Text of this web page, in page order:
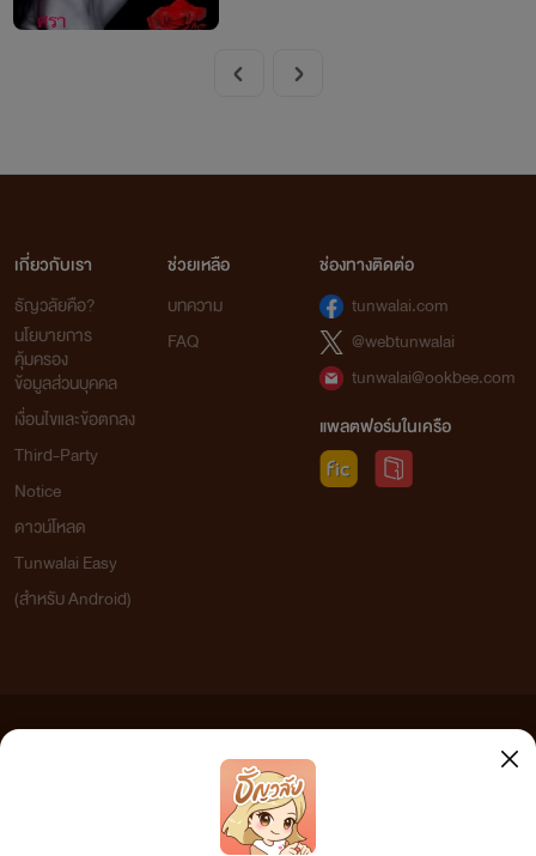
เกี่ยวกับเรา
ธัญวลัยคือ?
นโยบายการ
คุ้มครอง
ข้อมูลส่วนบุคคล
เงื่อนไขและข้อตกลง
Third-Party
Notice
ดาวน์โหลด
Tunwalai Easy
(สำหรับ Android)
ช่วยเหลือ
บทความ
FAQ
ช่องทางติดต่อ
tunwalai.com
@webtunwalai
tunwalai@ookbee.com
แพลตฟอร์มในเครือ
เว็บไซต์แห่งนี้ไม่ได้เห็นด้วยและไม่ขอรับผิดชอบต่อข้อความใดๆ ทั้งสิ้น ดังนั้นผู้อ่านทุกท่านโปรดใช้
วิจารณญาณในการกลั่นกรองด้วยตนเอง และหากท่านพบข้อความใดๆ ที่ขัดต่อกฎหมายและศีลธรรม
กรุณาแจ้งมาที่ tunwalai@ookbee.com เพื่อทีมงานจะได้ดำเนินการในทันที ทั้งนี้ ทางเว็บไซต์ขอสงวน
ลิขสิทธิ์ตามพระราชบัญญัติลิขสิทธิ์ (ฉบับเพิ่มเติม) พ.ศ.2558